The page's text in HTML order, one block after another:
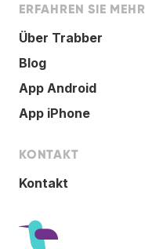
ERFAHREN SIE MEHR
Über Trabber
Blog
App Android
App iPhone
KONTAKT
Kontakt